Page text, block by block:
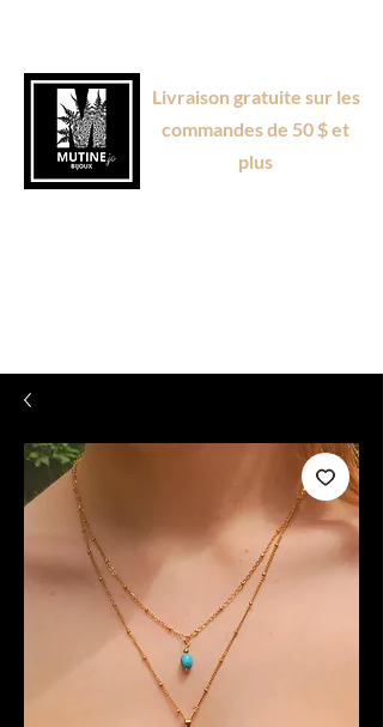
Livraison gratuite sur les
commandes de 50 $ et
plus